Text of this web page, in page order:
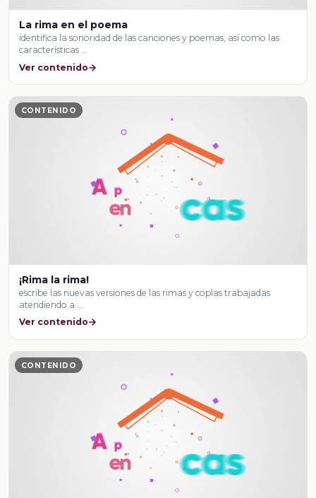
La rima en el poema
identifica la sonoridad de las canciones y poemas, así como las
características …
Ver contenido
CONTENIDO
¡Rima la rima!
escribe las nuevas versiones de las rimas y coplas trabajadas
atendiendo a …
Ver contenido
CONTENIDO